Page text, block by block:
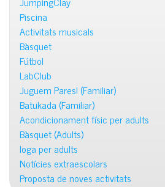
Piscina
Activitats musicals
Bàsquet
Fútbol
LabClub
Juguem Pares! (Familiar)
Batukada (Familiar)
Acondicionament físic per adults
Bàsquet (Adults)
Ioga per adults
Notícies extraescolars
Proposta de noves activitats